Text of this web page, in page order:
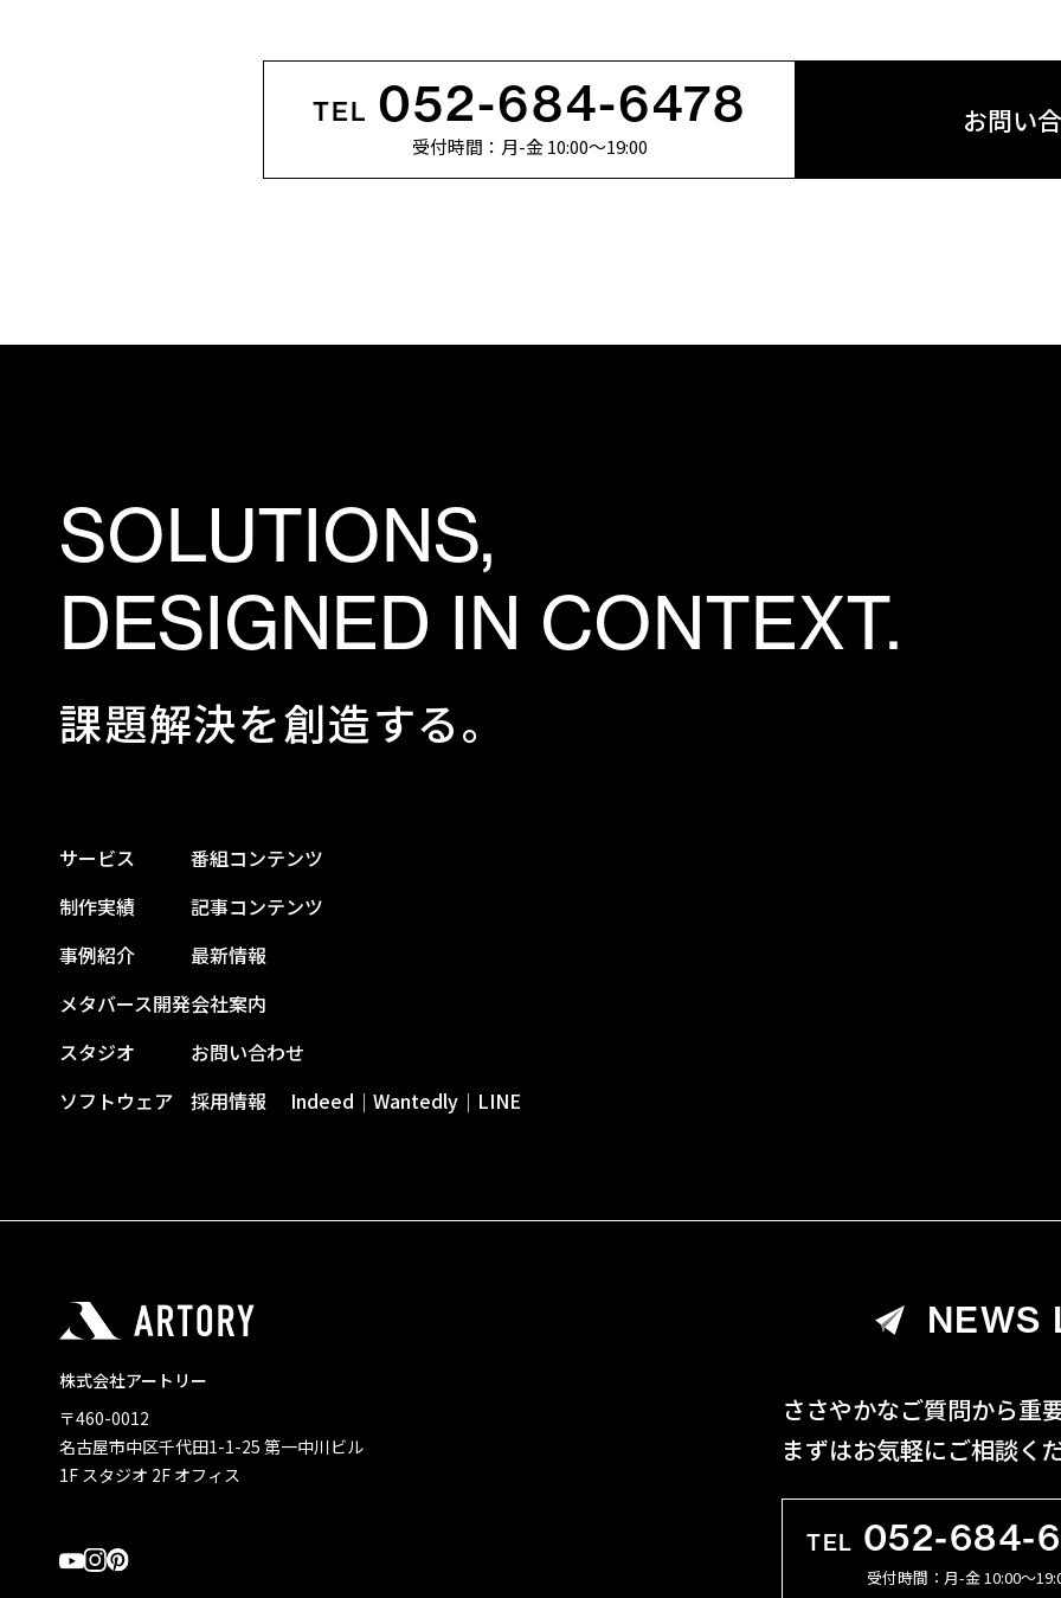
TEL 052-684-6478
受付時間：月-金 10:00〜19:00
お問い
SOLUTIONS,
DESIGNED IN CONTEXT.
課題解決を創造する。
サービス
制作実績
事例紹介
メタバース開発
スタジオ
ソフトウェア
番組コンテンツ
記事コンテンツ
最新情報
会社案内
お問い合わせ
採用情報
Indeed ｜ Wantedly ｜ LINE
株式会社アートリー
〒460-0012
名古屋市中区千代田1-1-25 第一中川ビル
1F スタジオ 2F オフィス
NEWS
ささやかなご質問から重
まずはお気軽にご相談く
TEL 052-684-
受付時間：月-金 10:00〜